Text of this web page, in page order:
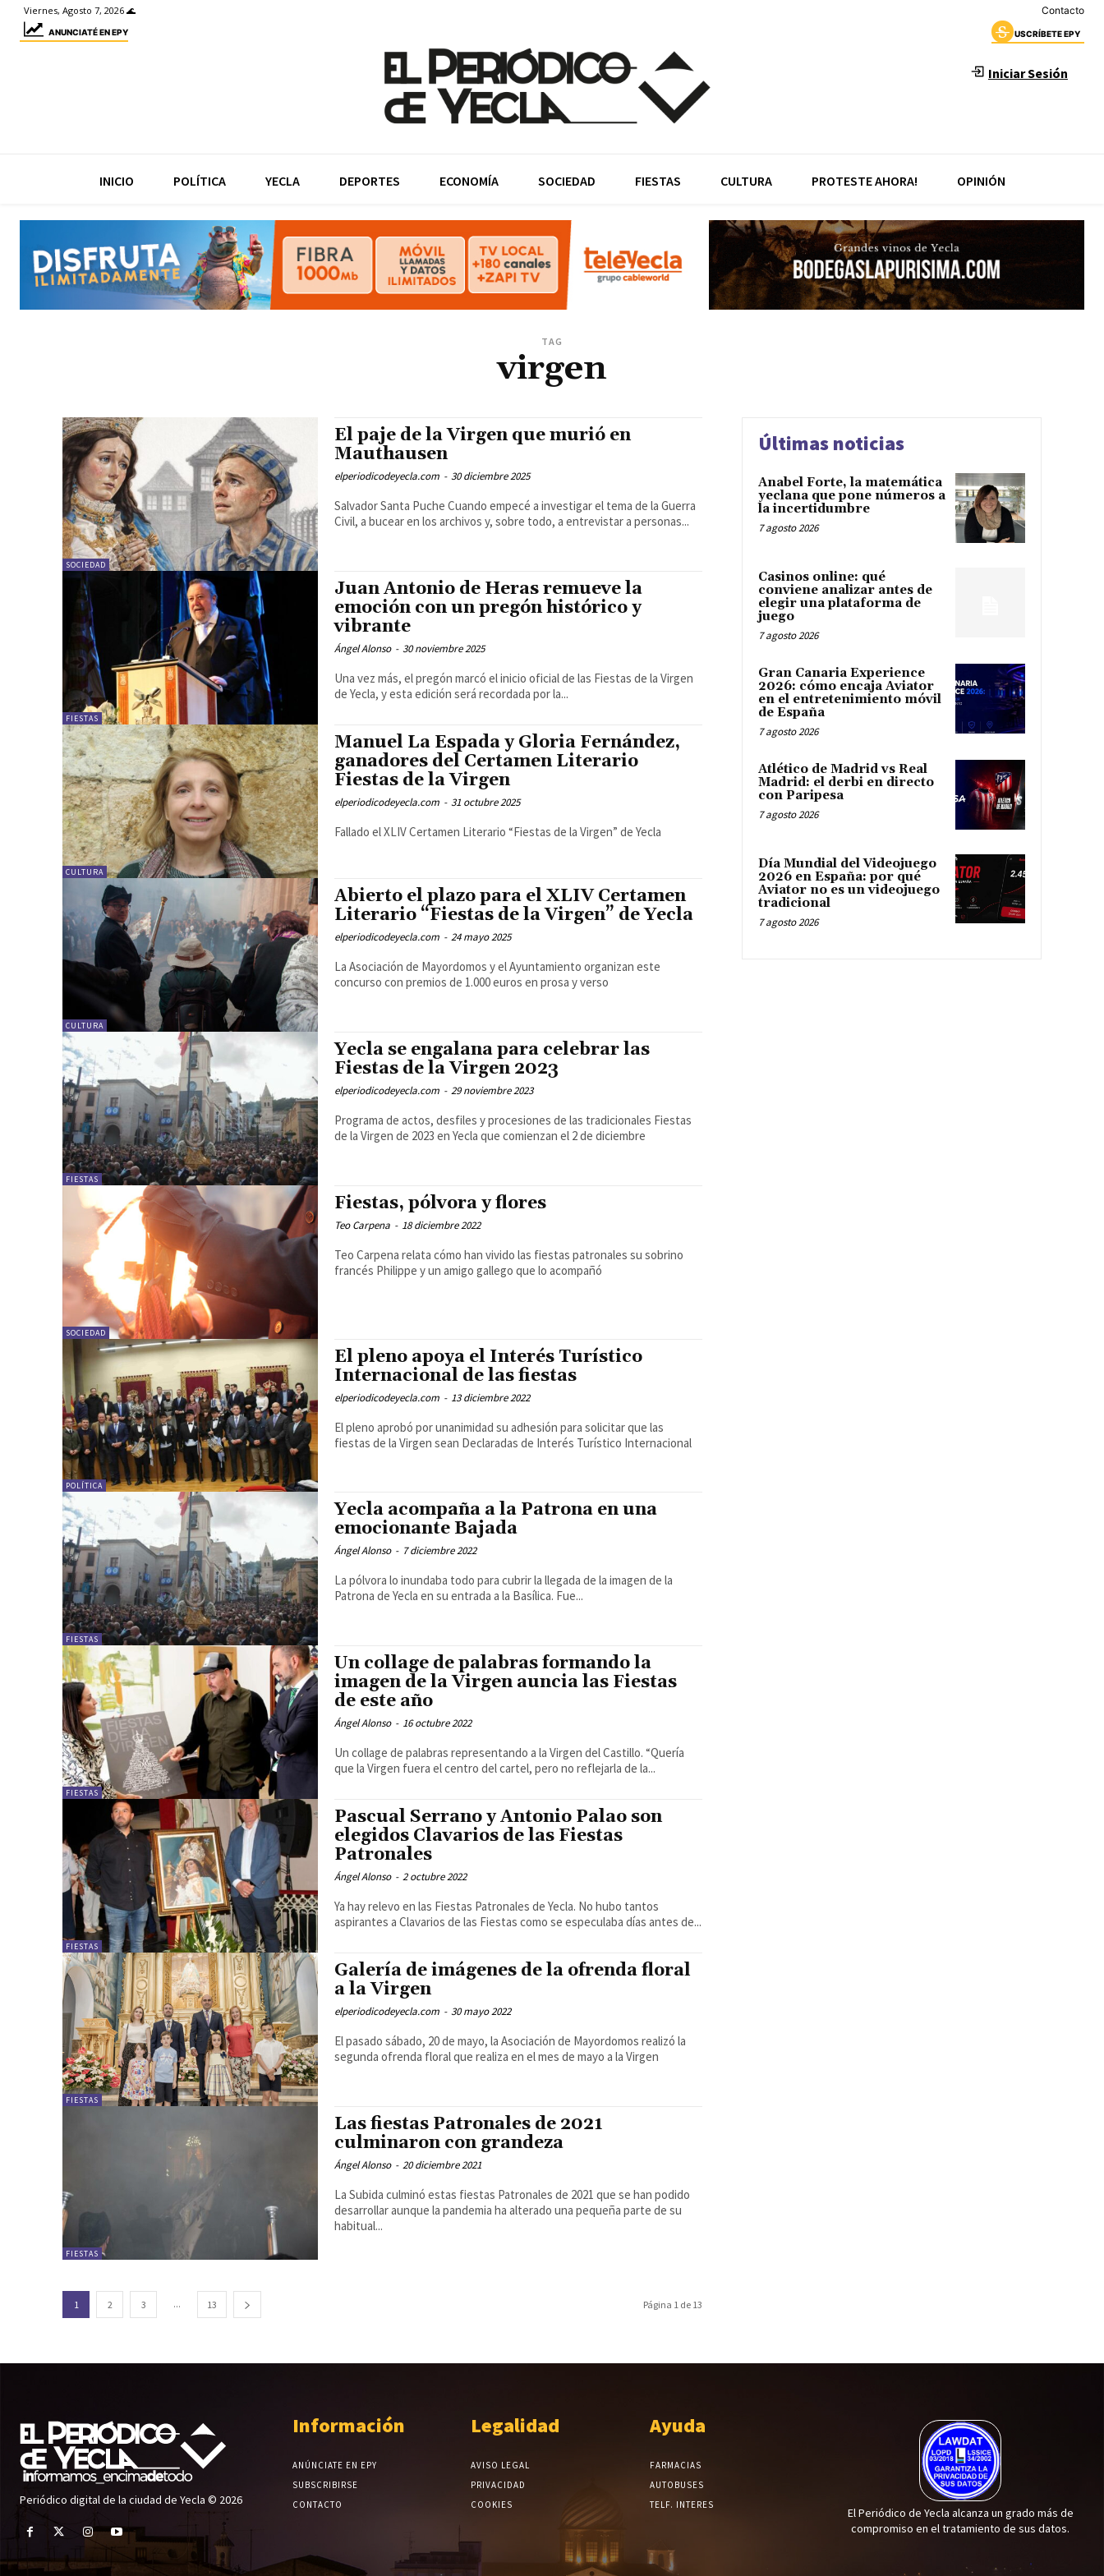
Viernes, Agosto 7, 2026 🌊 Contacto
ANUNCIATÉ EN EPY USCRÍBETE EPY
Iniciar Sesión
INICIO POLÍTICA YECLA DEPORTES ECONOMÍA SOCIEDAD FIESTAS CULTURA PROTESTE AHORA! OPINIÓN
TAG
virgen
SOCIEDAD
El paje de la Virgen que murió en
Mauthausen
elperiodicodeyecla.com - 30 diciembre 2025
Salvador Santa Puche Cuando empecé a investigar el tema de la Guerra
Civil, a bucear en los archivos y, sobre todo, a entrevistar a personas...
FIESTAS
Juan Antonio de Heras remueve la
emoción con un pregón histórico y
vibrante
Ángel Alonso - 30 noviembre 2025
Una vez más, el pregón marcó el inicio oficial de las Fiestas de la Virgen
de Yecla, y esta edición será recordada por la...
CULTURA
Manuel La Espada y Gloria Fernández,
ganadores del Certamen Literario
Fiestas de la Virgen
elperiodicodeyecla.com - 31 octubre 2025
Fallado el XLIV Certamen Literario “Fiestas de la Virgen” de Yecla
CULTURA
Abierto el plazo para el XLIV Certamen
Literario “Fiestas de la Virgen” de Yecla
elperiodicodeyecla.com - 24 mayo 2025
La Asociación de Mayordomos y el Ayuntamiento organizan este
concurso con premios de 1.000 euros en prosa y verso
FIESTAS
Yecla se engalana para celebrar las
Fiestas de la Virgen 2023
elperiodicodeyecla.com - 29 noviembre 2023
Programa de actos, desfiles y procesiones de las tradicionales Fiestas
de la Virgen de 2023 en Yecla que comienzan el 2 de diciembre
SOCIEDAD
Fiestas, pólvora y flores
Teo Carpena - 18 diciembre 2022
Teo Carpena relata cómo han vivido las fiestas patronales su sobrino
francés Philippe y un amigo gallego que lo acompañó
POLÍTICA
El pleno apoya el Interés Turístico
Internacional de las fiestas
elperiodicodeyecla.com - 13 diciembre 2022
El pleno aprobó por unanimidad su adhesión para solicitar que las
fiestas de la Virgen sean Declaradas de Interés Turístico Internacional
FIESTAS
Yecla acompaña a la Patrona en una
emocionante Bajada
Ángel Alonso - 7 diciembre 2022
La pólvora lo inundaba todo para cubrir la llegada de la imagen de la
Patrona de Yecla en su entrada a la Basílica. Fue...
FIESTAS
Un collage de palabras formando la
imagen de la Virgen auncia las Fiestas
de este año
Ángel Alonso - 16 octubre 2022
Un collage de palabras representando a la Virgen del Castillo. “Quería
que la Virgen fuera el centro del cartel, pero no reflejarla de la...
FIESTAS
Pascual Serrano y Antonio Palao son
elegidos Clavarios de las Fiestas
Patronales
Ángel Alonso - 2 octubre 2022
Ya hay relevo en las Fiestas Patronales de Yecla. No hubo tantos
aspirantes a Clavarios de las Fiestas como se especulaba días antes de...
FIESTAS
Galería de imágenes de la ofrenda floral
a la Virgen
elperiodicodeyecla.com - 30 mayo 2022
El pasado sábado, 20 de mayo, la Asociación de Mayordomos realizó la
segunda ofrenda floral que realiza en el mes de mayo a la Virgen
FIESTAS
Las fiestas Patronales de 2021
culminaron con grandeza
Ángel Alonso - 20 diciembre 2021
La Subida culminó estas fiestas Patronales de 2021 que se han podido
desarrollar aunque la pandemia ha alterado una pequeña parte de su
habitual...
1 2 3 ... 13 Página 1 de 13
Últimas noticias
Anabel Forte, la matemática
yeclana que pone números a
la incertidumbre
7 agosto 2026
Casinos online: qué
conviene analizar antes de
elegir una plataforma de
juego
7 agosto 2026
Gran Canaria Experience
2026: cómo encaja Aviator
en el entretenimiento móvil
de España
7 agosto 2026
Atlético de Madrid vs Real
Madrid: el derbi en directo
con Paripesa
7 agosto 2026
Día Mundial del Videojuego
2026 en España: por qué
Aviator no es un videojuego
tradicional
7 agosto 2026
Periódico digital de la ciudad de Yecla © 2026
Información
ANÚNCIATE EN EPY
SUBSCRIBIRSE
CONTACTO
Legalidad
AVISO LEGAL
PRIVACIDAD
COOKIES
Ayuda
FARMACIAS
AUTOBUSES
TELF. INTERES
El Periódico de Yecla alcanza un grado más de
compromiso en el tratamiento de sus datos.